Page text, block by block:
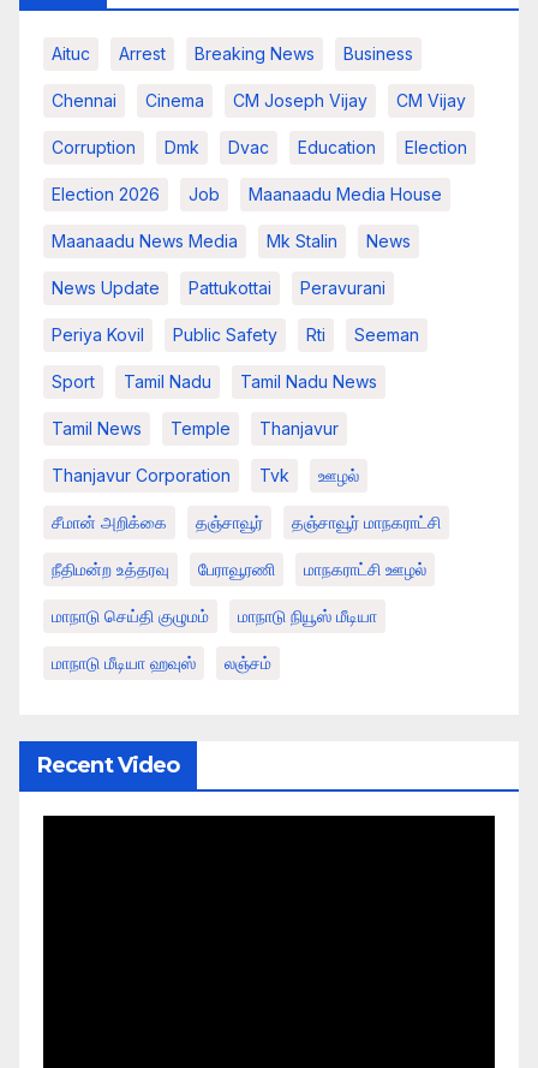
Aituc Arrest Breaking News​ Business
Chennai Cinema CM Joseph Vijay CM Vijay
Corruption Dmk Dvac Education Election
Election 2026 Job Maanaadu Media House
Maanaadu News Media Mk Stalin News
News Update Pattukottai Peravurani
Periya Kovil Public Safety Rti Seeman
Sport Tamil Nadu Tamil Nadu News
Tamil News Temple Thanjavur
Thanjavur Corporation Tvk ஊழல்
சீமான் அறிக்கை தஞ்சாவூர் தஞ்சாவூர் மாநகராட்சி
நீதிமன்ற உத்தரவு பேராவூரணி மாநகராட்சி ஊழல்
மாநாடு செய்தி குழுமம் மாநாடு நியூஸ் மீடியா
மாநாடு மீடியா ஹவுஸ் லஞ்சம்
Recent Video